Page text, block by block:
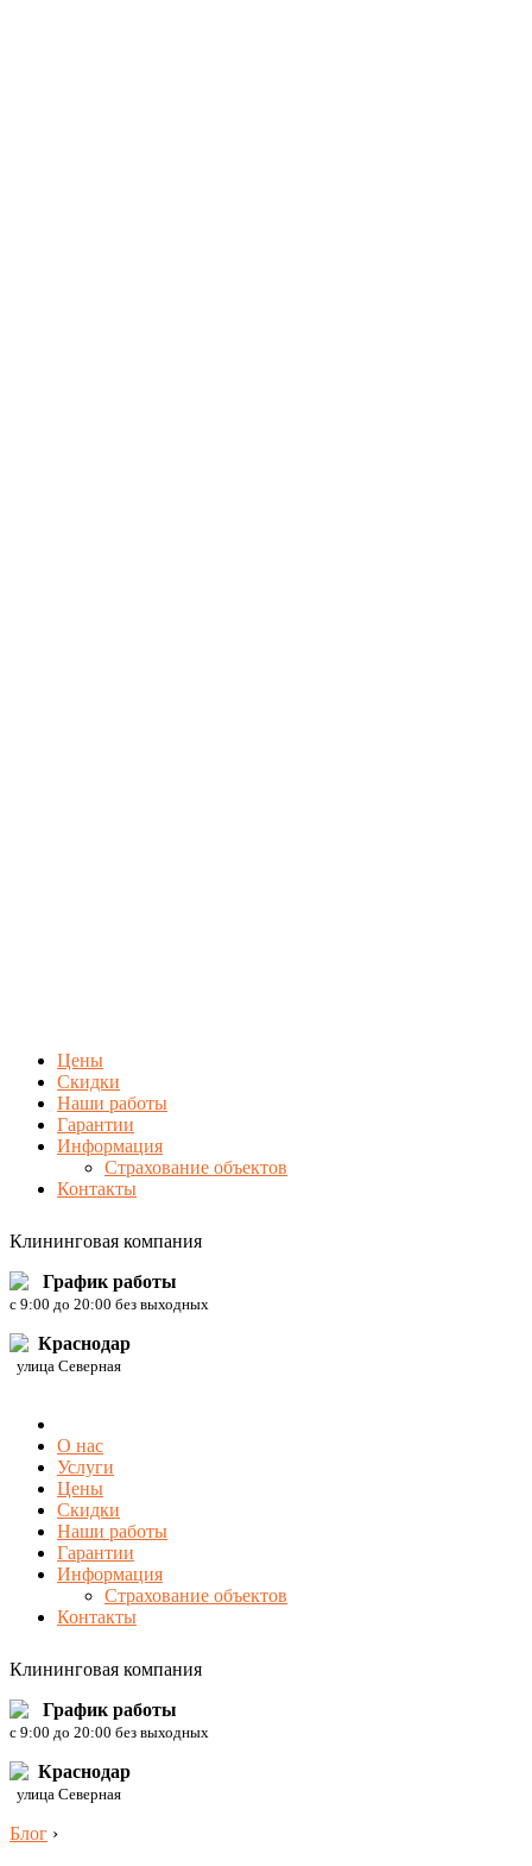
Цены
Скидки
Наши работы
Гарантии
Информация
Страхование объектов
Контакты
Клининговая компания
График работы
c 9:00 до 20:00 без выходных
Краснодар
улица Северная
О нас
Услуги
Цены
Скидки
Наши работы
Гарантии
Информация
Страхование объектов
Контакты
Клининговая компания
График работы
c 9:00 до 20:00 без выходных
Краснодар
улица Северная
Блог ›